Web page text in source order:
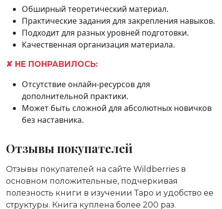
Обширный теоретический материал.
Практические задания для закрепления навыков.
Подходит для разных уровней подготовки.
Качественная организация материала.
✘ НЕ ПОНРАВИЛОСЬ:
Отсутствие онлайн-ресурсов для
дополнительной практики.
Может быть сложной для абсолютных новичков
без наставника.
Отзывы покупателей
Отзывы покупателей на сайте Wildberries в
основном положительные, подчеркивая
полезность книги в изучении Таро и удобство ее
структуры. Книга куплена более 200 раз.